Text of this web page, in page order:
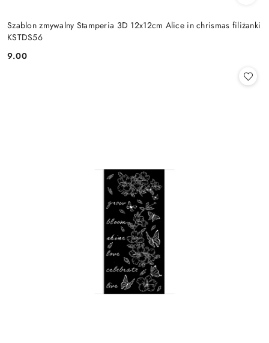
Szablon zmywalny Stamperia 3D 12x12cm Alice in chrismas filiżanki
KSTDS56
Cena:
9.00